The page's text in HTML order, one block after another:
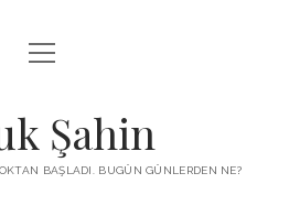
KUTUP YILDIZI
YAZILARI
menüyü
aç
Şahin
BAŞLADI. BUGÜN GÜNLERDEN NE?